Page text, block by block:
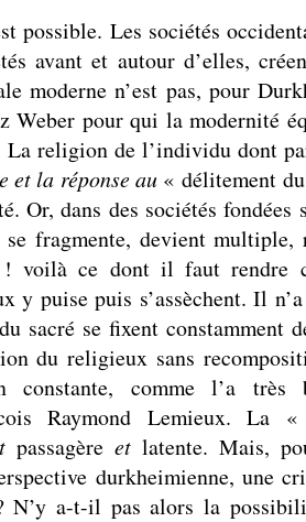
possible. Les sociétés
avant et autour d’elles,
moderne n’est pas, pour
Weber pour qui la modernité
La religion de l’individu dont
et la réponse au« délitement
Or, dans des sociétés fondées
se fragmente, devient
voilà ce dont il faut rendre
y puise puis s’assèchent. Il
sacré se fixent constamment
du religieux sans
constante, comme l’a très
Raymond Lemieux. La
passagère et latente. Mais,
durkheimienne, une
N’y a-t-il pas alors la